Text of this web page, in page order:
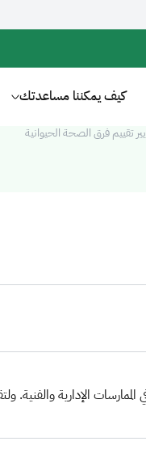
كيف يمكننا مساعدتك
تقييم فرق الصحة الحيوانية
الإدارية